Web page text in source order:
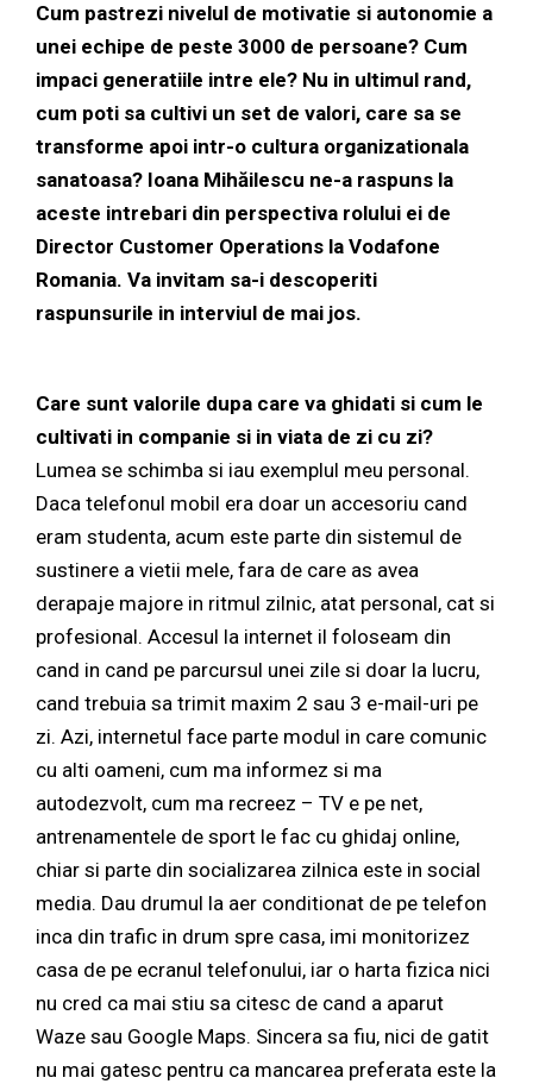
Cum pastrezi nivelul de motivatie si autonomie a
unei echipe de peste 3000 de persoane? Cum
impaci generatiile intre ele? Nu in ultimul rand,
cum poti sa cultivi un set de valori, care sa se
transforme apoi intr-o cultura organizationala
sanatoasa? Ioana Mihăilescu ne-a raspuns la
aceste intrebari din perspectiva rolului ei de
Director Customer Operations la Vodafone
Romania. Va invitam sa-i descoperiti
raspunsurile in interviul de mai jos.
Care sunt valorile dupa care va ghidati si cum le
cultivati in companie si in viata de zi cu zi?
Lumea se schimba si iau exemplul meu personal.
Daca telefonul mobil era doar un accesoriu cand
eram studenta, acum este parte din sistemul de
sustinere a vietii mele, fara de care as avea
derapaje majore in ritmul zilnic, atat personal, cat si
profesional. Accesul la internet il foloseam din
cand in cand pe parcursul unei zile si doar la lucru,
cand trebuia sa trimit maxim 2 sau 3 e-mail-uri pe
zi. Azi, internetul face parte modul in care comunic
cu alti oameni, cum ma informez si ma
autodezvolt, cum ma recreez – TV e pe net,
antrenamentele de sport le fac cu ghidaj online,
chiar si parte din socializarea zilnica este in social
media. Dau drumul la aer conditionat de pe telefon
inca din trafic in drum spre casa, imi monitorizez
casa de pe ecranul telefonului, iar o harta fizica nici
nu cred ca mai stiu sa citesc de cand a aparut
Waze sau Google Maps. Sincera sa fiu, nici de gatit
nu mai gatesc pentru ca mancarea preferata este la